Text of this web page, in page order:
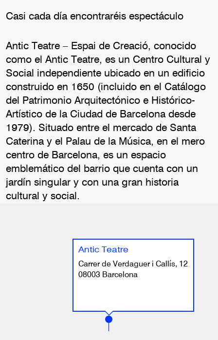
Antic Teatre – Espai de Creació, conocido
como el Antic Teatre, es un Centro Cultural y
Social independiente ubicado en un edificio
construido en 1650 (incluido en el Catálogo
del Patrimonio Arquitectónico e Histórico-
Artístico de la Ciudad de Barcelona desde
1979). Situado entre el mercado de Santa
Caterina y el Palau de la Música, en el mero
centro de Barcelona, es un espacio
emblemático del barrio que cuenta con un
jardín singular y con una gran historia
cultural y social.
Casi cada día encontraréis espectáculo
Antic Teatre
Carrer de Verdaguer i Callís, 12
08003 Barcelona